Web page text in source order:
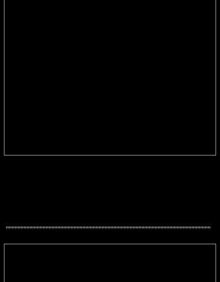
'''''''''''''''''''''''''''''''''''''''''''''''''''''''''''''''''''''''''''''''''''''''''''''''''''''''''''''''''''''''''''''''''''''''''''